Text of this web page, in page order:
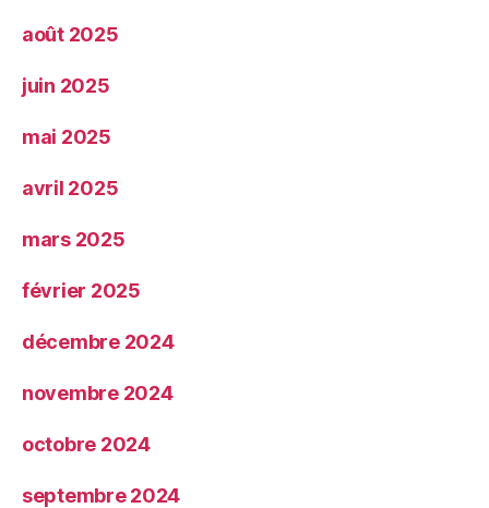
août 2025
juin 2025
mai 2025
avril 2025
mars 2025
février 2025
décembre 2024
novembre 2024
octobre 2024
septembre 2024